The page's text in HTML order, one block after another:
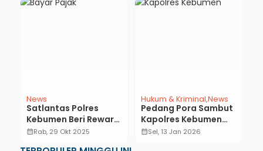
News
Satlantas Polres
Kebumen Beri Reward
untuk Wajib Pajak
calendar_monthRab, 29 Okt 2025
Hukum & Kriminal News
Pedang Pora Sambut
Kapolres Kebumen
AKBP I Putu Bagus
calendar_monthSel, 13 Jan 2026